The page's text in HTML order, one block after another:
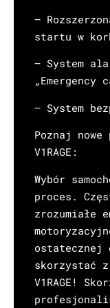
–
startu w
– System
„Emergency
– System
Poznaj
V1RAGE:
Wybór
proces.
zrozumiałe
ostatecznej
skorzystać
V1RAGE!